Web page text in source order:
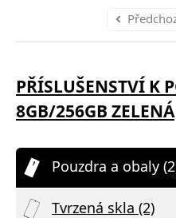
PŘÍSLUŠENSTVÍ K
8GB/256GB ZELENÁ
Pouzdra a obaly
Tvrzená skla (2)